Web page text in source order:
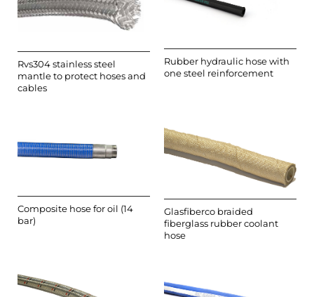
Rvs304 stainless steel
mantle to protect hoses and
cables
Rubber hydraulic hose with
one steel reinforcement
Composite hose for oil (14
bar)
Glasfiberco braided
fiberglass rubber coolant
hose